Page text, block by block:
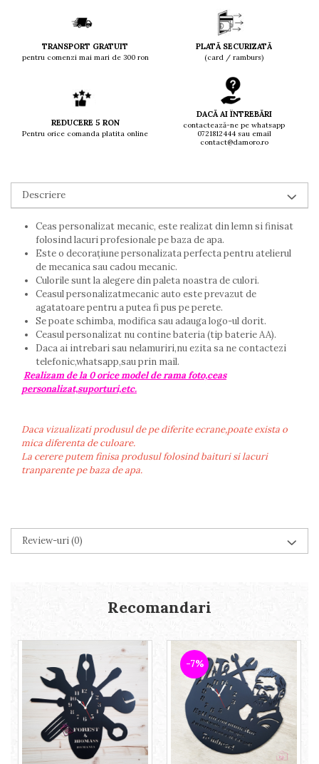
TRANSPORT GRATUIT
pentru comenzi mai mari de 300 ron
PLATĂ SECURIZATĂ
(card / ramburs)
REDUCERE 5 RON
Pentru orice comanda platita online
DACĂ AI ÎNTREBĂRI
contactează-ne pe whatsapp
0721812444 sau email
contact@damoro.ro
Descriere
Ceas personalizat mecanic, este realizat din lemn si finisat
folosind lacuri profesionale pe baza de apa.
Este o decorațiune personalizata perfecta pentru atelierul
de mecanica sau cadou mecanic.
Culorile sunt la alegere din paleta noastra de culori.
Ceasul personalizatmecanic auto este prevazut de
agatatoare pentru a putea fi pus pe perete.
Se poate schimba, modifica sau adauga logo-ul dorit.
Ceasul personalizat nu contine bateria (tip baterie AA).
Daca ai intrebari sau nelamuriri,nu ezita sa ne contactezi
telefonic,whatsapp,sau prin mail.
Realizam de la 0 orice model de rama foto,ceas
personalizat,suporturi,etc.
Daca vizualizati produsul de pe diferite ecrane,poate exista o
mica diferenta de culoare.
La cerere putem finisa produsul folosind baituri si lacuri
tranparente pe baza de apa.
Review-uri(0)
Recomandari
-7%